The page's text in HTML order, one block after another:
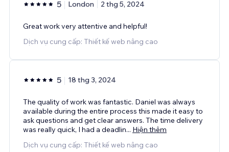
5 London 2 thg 5, 2024
Great work very attentive and helpful!
Dịch vụ cung cấp: Thiết kế web nâng cao
5 18 thg 3, 2024
The quality of work was fantastic. Daniel was always
available during the entire process this made it easy to
ask questions and get clear answers. The time delivery
was really quick, I had a deadlin... Hiện thêm
Dịch vụ cung cấp: Thiết kế web nâng cao